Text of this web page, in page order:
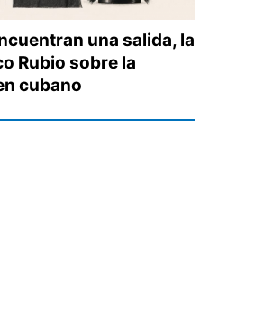
una salida, la
Rubio sobre la
cubano